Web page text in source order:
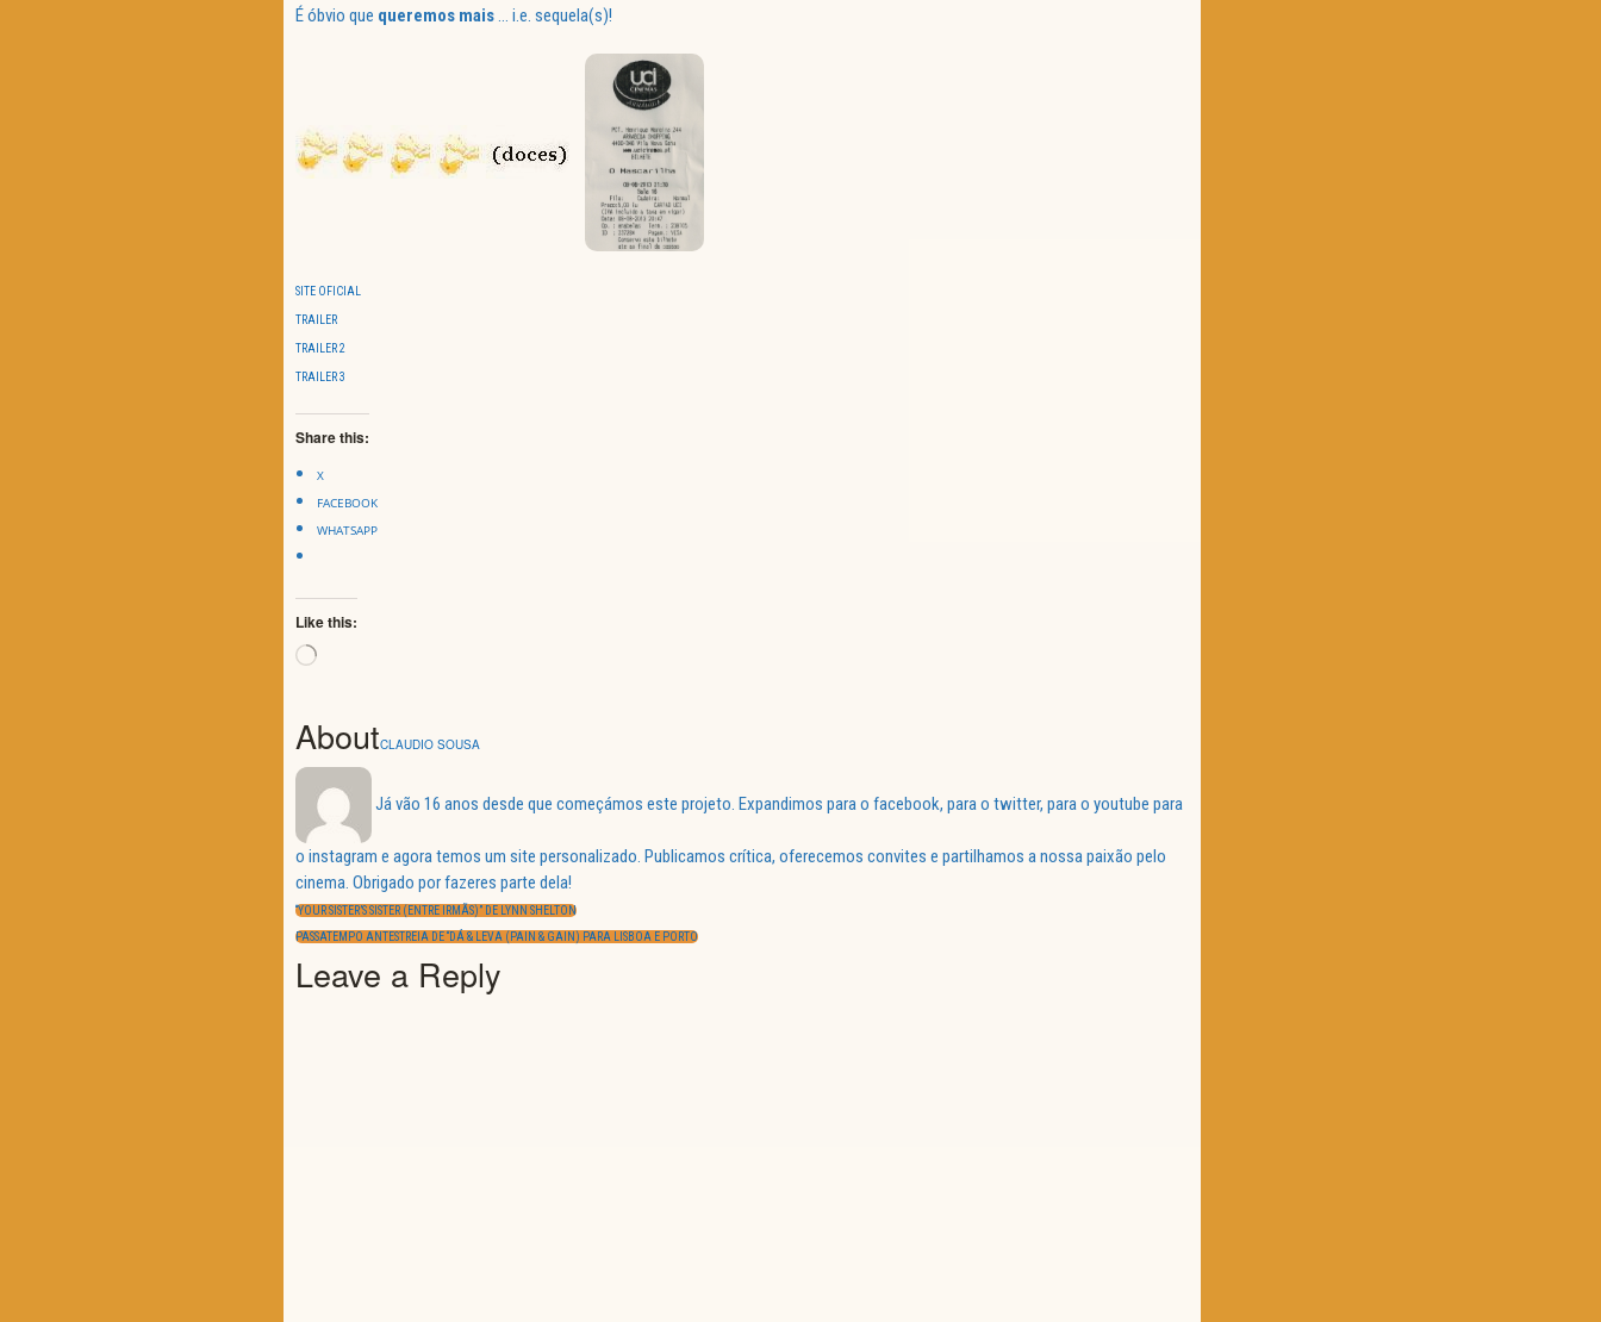
É óbvio que queremos mais… i.e. sequela(s)!
SITE OFICIAL
TRAILER
TRAILER 2
TRAILER 3
Share this:
X
FACEBOOK
WHATSAPP
Like this:
Loading…
AboutCLAUDIO SOUSA
Já vão 16 anos desde que começámos este projeto. Expandimos para o facebook, para o twitter, para o youtube para
o instagram e agora temos um site personalizado. Publicamos crítica, oferecemos convites e partilhamos a nossa paixão pelo
cinema. Obrigado por fazeres parte dela!
Navegação
de
artigos
PREVIOUS
POST:
“YOUR SISTER’S SISTER (ENTRE IRMÃS)” DE LYNN SHELTON
NEXT
POST:
PASSATEMPO ANTESTREIA DE “DÁ & LEVA (PAIN & GAIN) PARA LISBOA E PORTO
Leave a Reply